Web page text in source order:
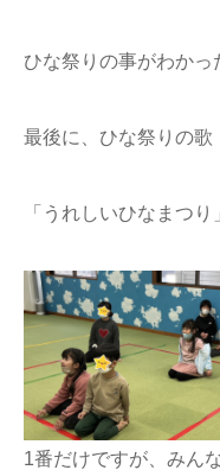
ひな祭りの事がわかっ
最後に、ひな祭りの歌
「うれしいひなまつ
1番だけですが、みん